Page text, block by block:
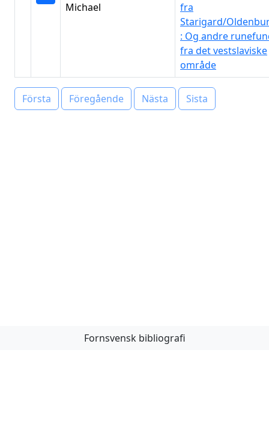
Michael
fra
Starigard/
: Og andre
fra det vestslaviske
område
Första Föregående Nästa Sista
Fornsvensk bibliografi